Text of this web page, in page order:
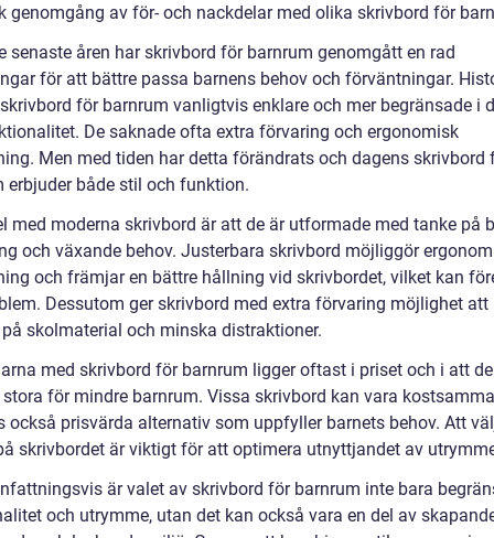
genomgång av för- och nackdelar med olika skrivbord för
senaste åren har skrivbord för barnrum genomgått en rad
för att bättre passa barnens behov och förväntningar.
för barnrum vanligtvis enklare och mer begränsade i
De saknade ofta extra förvaring och ergonomisk
Men med tiden har detta förändrats och dagens skrivbord
erbjuder både stil och funktion.
med moderna skrivbord är att de är utformade med tanke på
och växande behov. Justerbara skrivbord möjliggör
och främjar en bättre hållning vid skrivbordet, vilket kan
Dessutom ger skrivbord med extra förvaring möjlighet att
skolmaterial och minska distraktioner.
med skrivbord för barnrum ligger oftast i priset och i att
för mindre barnrum. Vissa skrivbord kan vara
också prisvärda alternativ som uppfyller barnets behov. Att
skrivbordet är viktigt för att optimera utnyttjandet av
är valet av skrivbord för barnrum inte bara
och utrymme, utan det kan också vara en del av